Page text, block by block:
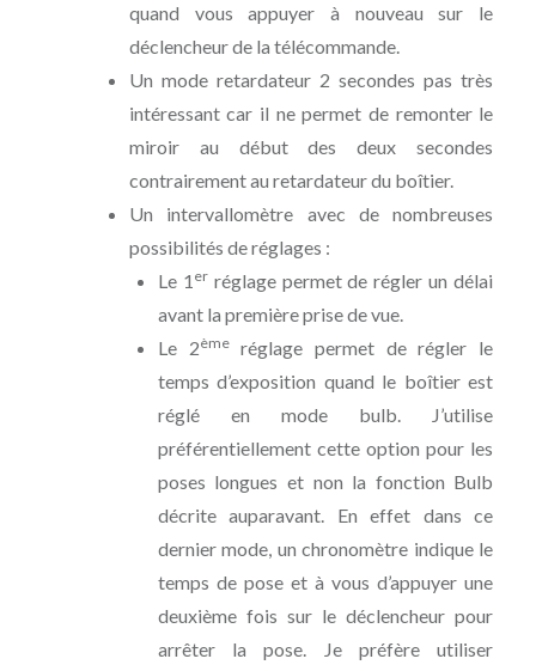
quand vous appuyer à nouveau sur le
déclencheur de la télécommande.
Un mode retardateur 2 secondes pas très
intéressant car il ne permet de remonter le
miroir au début des deux secondes
contrairement au retardateur du boîtier.
Un intervallomètre avec de nombreuses
possibilités de réglages :
Le 1 erréglage permet de régler un délai
avant la première prise de vue.
Le 2èmeréglage permet de régler le
temps d’exposition quand le boîtier est
réglé en mode bulb. J’utilise
préférentiellement cette option pour les
poses longues et non la fonction Bulb
décrite auparavant. En effet dans ce
dernier mode, un chronomètre indique le
temps de pose et à vous d’appuyer une
deuxième fois sur le déclencheur pour
arrêter la pose. Je préfère utiliser